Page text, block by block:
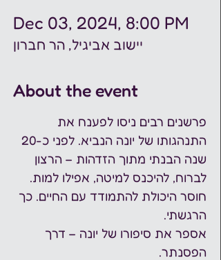
Dec 03, 2024, 8:00 PM
יישוב אביגיל, הר חברון
About the event
פרשנים רבים ניסו לפענח את
שנה הבנתי מתוך הזדהות – הרצון
לברוח, להיכנס למיטה, אפילו למות.
חוסר היכולת להתמודד עם החיים. כך
הרגשתי.
אספר את סיפורו של יונה – דרך
הפסנתר.